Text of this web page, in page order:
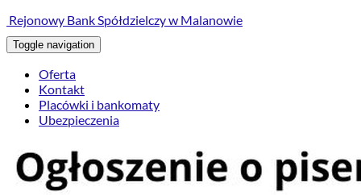
Rejonowy Bank Spółdzielczy w Malanowie
Toggle navigation
Oferta
Kontakt
Placówki i bankomaty
Ubezpieczenia